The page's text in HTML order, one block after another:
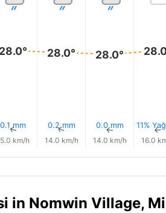
28.0°
0.1 mm
↑
km/h
28.0°
0.2 mm
↑
14.0 km/h
28.0°
0.0 mm
↑
14.0 km/h
11% ↑
16.0
in Nomwin Village,